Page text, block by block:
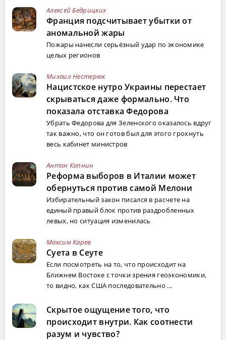
Алексей Бедрицких
Франция подсчитывает убытки от
аномальной жары
Пожары нанесли серьёзный удар по экономике
целых регионов
Михаил Нестерюк
Нацистское нутро Украины перестает
скрываться даже формально. Что
показала отставка Федорова
Убрать Федорова для Зеленского оказалось вдруг
так важно, что он готов был для этого грохнуть
весь кабинет министров
Антон Копнин
Реформа выборов в Италии может
обернуться против самой Мелони
Избирательный закон писался в расчете на
единый правый блок против раздробленных
левых, но ситуация изменилась
Максим Карев
Суета в Сеуте
Если посмотреть на то, что происходит на
Ближнем Востоке с точки зрения геоэкономики,
то видно, как США последовательно ...
Скрытое ощущение того, что
происходит внутри. Как соотнести
разум и чувство?